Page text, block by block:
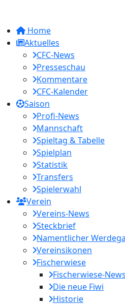
Home
Aktuelles
CFC-News
Presseschau
Kommentare
CFC-Kalender
Saison
Profi-News
Mannschaft
Spieltag & Tabelle
Spielplan
Statistik
Transfers
Spielerwahl
Verein
Vereins-News
Steckbrief
Namentlicher
Vereinsikonen
Fischerwiese
Fischerwiese-News
Die neue Fiwi
Historie